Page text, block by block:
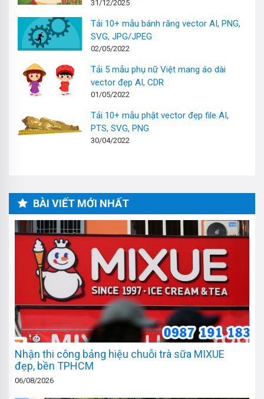
31/12/2025
Tải 10+ mẫu bánh răng vector AI, PNG,
SVG, JPG/JPEG
02/05/2022
Tải 5 mẫu phụ nữ Việt mang áo dài
vector đẹp AI, CDR
01/05/2022
Tải 10+ mẫu phật vector đẹp file AI,
PTS, SVG, PNG
30/04/2022
BÀI VIẾT MỚI NHẤT
Nhận thi công bảng hiệu chuỗi trà sữa MIXUE
đẹp, bền TPHCM
06/08/2026